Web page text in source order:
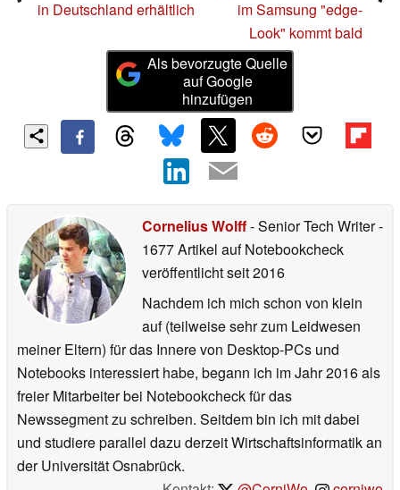
in Deutschland erhältlich
im Samsung "edge-
Look" kommt bald
Als bevorzugte Quelle
auf Google
hinzufügen
Cornelius Wolff- Senior Tech Writer-
1677 Artikel auf Notebookcheck
veröffentlichtseit 2016
Nachdem ich mich schon von klein
auf (teilweise sehr zum Leidwesen
meiner Eltern) für das Innere von Desktop-PCs und
Notebooks interessiert habe, begann ich im Jahr 2016 als
freier Mitarbeiter bei Notebookcheck für das
Newssegment zu schreiben. Seitdem bin ich mit dabei
und studiere parallel dazu derzeit Wirtschaftsinformatik an
der Universität Osnabrück.